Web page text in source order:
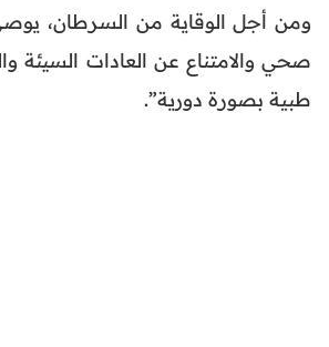
ومن أجل الوقاية من السرطان،
صحي والامتناع عن العادات
طبية بصورة دورية”.